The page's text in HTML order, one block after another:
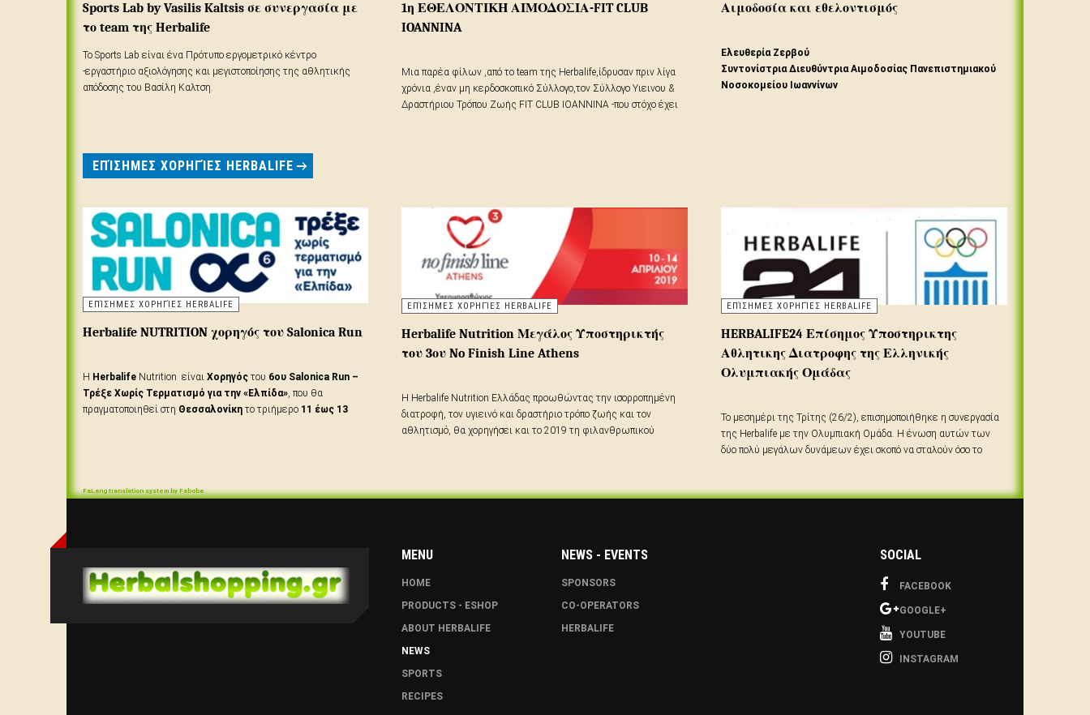
Sports Lab by Vasilis Kaltsis σε συνεργασία με
το team της Herbalife
Το Sports Lab είναι ένα Πρότυπο εργομετρικό κέντρο
-εργαστήριο αξιολόγησης και μεγιστοποίησης της αθλητικής
απόδοσης του Βασίλη Καλτση.
αποτελέσματα των οποίων είναι κατανοητά και άμεσα
εφαρμόσιμα στην προπονητική διαδικασία.
1η ΕΘΕΛΟΝΤΙΚΗ ΑΙΜΟΔΟΣΙΑ-FIT CLUB
IOANNINA
Μια παρέα φίλων ,από το team της Herbalife,ίδρυσαν πριν λίγα
χρόνια ,έναν μη κερδοσκοπικό Σύλλογο,τον Σύλλογο Υιεινου &
Δραστήριου Τρόπου Ζωής FIT CLUB IOANNINA -που στόχο έχει
Αιμοδοσία και εθελοντισμός
Ελευθερία Ζερβού
Συντονίστρια Διευθύντρια Αιμοδοσίας Πανεπιστημιακού
Νοσοκομείου Ιωαννίνων
ΕΠΊΣΗΜΕΣ ΧΟΡΗΓΊΕΣ HERBALIFE
ΕΠΊΣΗΜΕΣ ΧΟΡΗΓΊΕΣ HERBALIFE
Herbalife NUTRITION χορηγός του Salonica Run
Η Herbalife Nutrition είναι Χορηγός του 6ου Salonica Run –
Τρέξε Χωρίς Τερματισμό για την «Ελπίδα» , που θα
πραγματοποιηθεί στη Θεσσαλονίκη το τριήμερο 11 έως 13
ΕΠΊΣΗΜΕΣ ΧΟΡΗΓΊΕΣ HERBALIFE
Herbalife Nutrition Μεγάλος Υποστηρικτής
του 3ου No Finish Line Athens
Η Herbalife Nutrition Ελλάδας προωθώντας την ισορροπημένη
διατροφή, τον υγιεινό και δραστήριο τρόπο ζωής και τον
αθλητισμό, θα χορηγήσει και το 2019 τη φιλανθρωπικού
του Κέντρου Πολιτισμού - Ίδρυμα Σταύρος Νιάρχος.
ΕΠΊΣΗΜΕΣ ΧΟΡΗΓΊΕΣ HERBALIFE
HERBALIFE24 Επίσημος Υπoστηρικτης
Αθλητικης Διατροφης της Ελληνικής
Ολυμπιακής Ομάδας
Το μεσημέρι της Τρίτης (26/2), επισημοποιήθηκε η συνεργασία
της Herbalife με την Ολυμπιακή Ομάδα. Η ένωση αυτών των
δύο πολύ μεγάλων δυνάμεων έχει σκοπό να σταλούν όσο το
FaLang translation system by Faboba
MENU
HOME
PRODUCTS - ESHOP
ABOUT HERBALIFE
NEWS
SPORTS
RECIPES
NEWS - EVENTS
SPONSORS
CO-OPERATORS
HERBALIFE
SOCIAL
FACEBOOK
GOOGLE+
YOUTUBE
INSTAGRAM